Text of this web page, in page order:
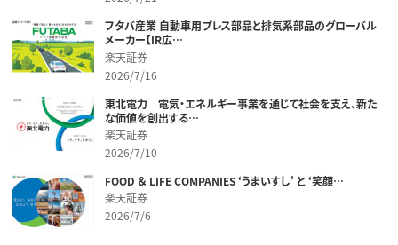
フタバ産業 自動車用プレス部品と排気系部品のグローバル
メーカー【IR広…
楽天証券
2026/7/16
東北電力 電気・エネルギー事業を通じて社会を支え、新た
な価値を創出する…
楽天証券
2026/7/10
FOOD ＆ LIFE COMPANIES ‘うまいすし’ と ‘笑顔…
楽天証券
2026/7/6